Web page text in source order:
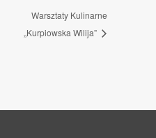
Warsztaty Kulinarne
„Kurpiowska Wilija”